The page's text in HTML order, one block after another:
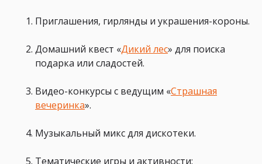
Приглашения, гирлянды и украшения-короны.
Домашний квест «Дикий лес» для поиска
подарка или сладостей.
Видео-конкурсы с ведущим «Страшная
вечеринка».
Музыкальный микс для дискотеки.
Тематические игры и активности: